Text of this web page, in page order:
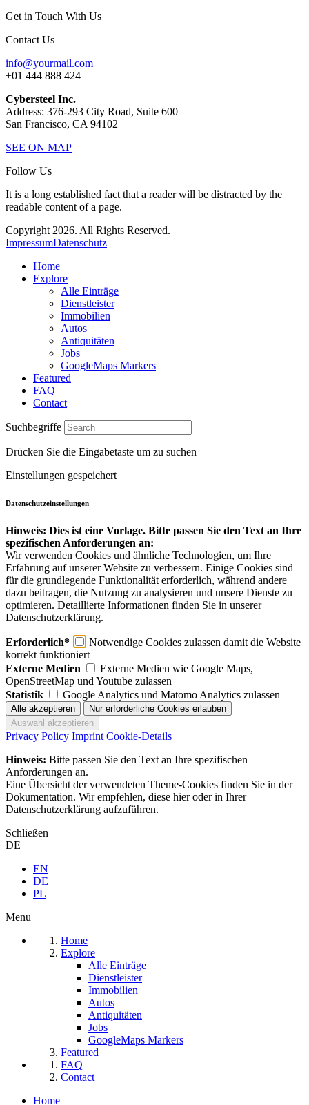
Get in Touch With Us
Contact Us
info@yourmail.com
+01 444 888 424
Cybersteel Inc.
Address: 376-293 City Road, Suite 600
San Francisco, CA 94102
SEE ON MAP
Follow Us
It is a long established fact that a reader will be distracted by the
readable content of a page.
Copyright 2026. All Rights Reserved.
ImpressumDatenschutz
Home
Explore
Alle Einträge
Dienstleister
Immobilien
Autos
Antiquitäten
Jobs
GoogleMaps Markers
Featured
FAQ
Contact
Suchbegriffe
Drücken Sie die Eingabetaste um zu suchen
Einstellungen gespeichert
Datenschutzeinstellungen
Hinweis: Dies ist eine Vorlage. Bitte passen Sie den Text an Ihre
spezifischen Anforderungen an:
Wir verwenden Cookies und ähnliche Technologien, um Ihre
Erfahrung auf unserer Website zu verbessern. Einige Cookies sind
für die grundlegende Funktionalität erforderlich, während andere
dazu beitragen, die Nutzung zu analysieren und unsere Dienste zu
optimieren. Detaillierte Informationen finden Sie in unserer
Datenschutzerklärung.
Erforderlich*
Notwendige Cookies zulassen damit die Website
korrekt funktioniert
Externe Medien
Externe Medien wie Google Maps,
OpenStreetMap und Youtube zulassen
Statistik
Google Analytics und Matomo Analytics zulassen
Privacy Policy Imprint Cookie-Details
Hinweis: Bitte passen Sie den Text an Ihre spezifischen
Anforderungen an.
Eine Übersicht der verwendeten Theme-Cookies finden Sie in der
Dokumentation. Wir empfehlen, diese hier oder in Ihrer
Datenschutzerklärung aufzuführen.
Schließen
DE
EN
DE
PL
Menu
Home
Explore
Alle Einträge
Dienstleister
Immobilien
Autos
Antiquitäten
Jobs
GoogleMaps Markers
Featured
FAQ
Contact
Home